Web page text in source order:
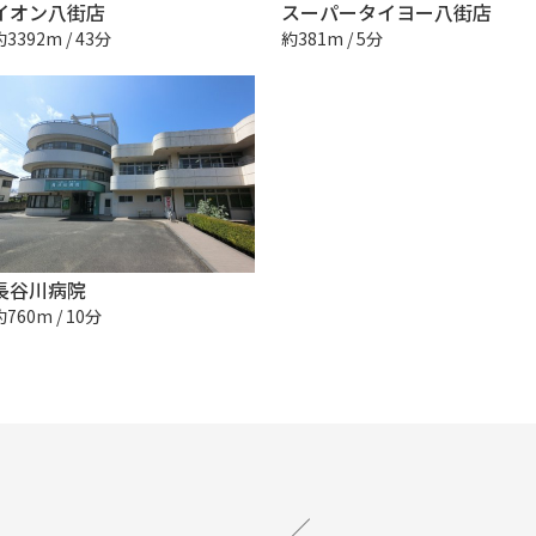
オン八街店
3392m / 43分
スーパータイヨー八街店
約381m / 5分
谷川病院
760m / 10分